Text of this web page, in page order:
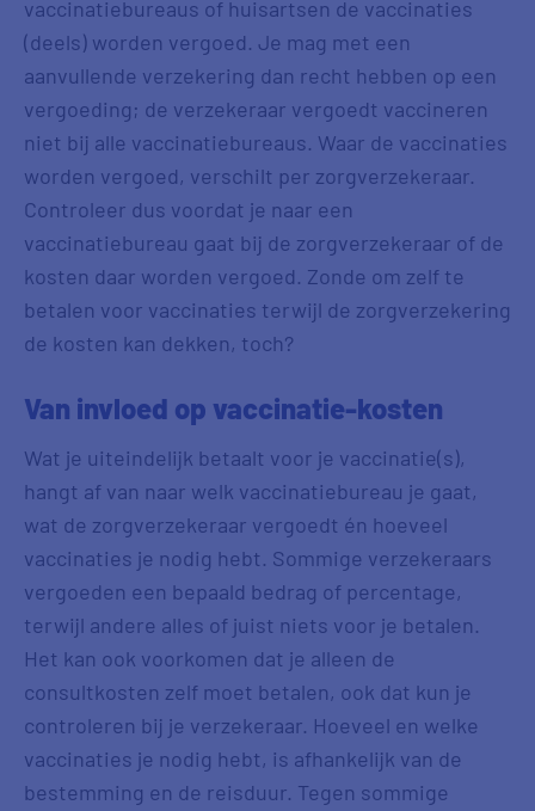
vaccinatiebureaus of huisartsen de vaccinaties
(deels) worden vergoed. Je mag met een
aanvullende verzekering dan recht hebben op een
vergoeding; de verzekeraar vergoedt vaccineren
niet bij alle vaccinatiebureaus. Waar de vaccinaties
worden vergoed, verschilt per zorgverzekeraar.
Controleer dus voordat je naar een
vaccinatiebureau gaat bij de zorgverzekeraar of de
kosten daar worden vergoed. Zonde om zelf te
betalen voor vaccinaties terwijl de zorgverzekering
de kosten kan dekken, toch?
Van invloed op vaccinatie-kosten
Wat je uiteindelijk betaalt voor je vaccinatie(s),
hangt af van naar welk vaccinatiebureau je gaat,
wat de zorgverzekeraar vergoedt én hoeveel
vaccinaties je nodig hebt. Sommige verzekeraars
vergoeden een bepaald bedrag of percentage,
terwijl andere alles of juist niets voor je betalen.
Het kan ook voorkomen dat je alleen de
consultkosten zelf moet betalen, ook dat kun je
controleren bij je verzekeraar. Hoeveel en welke
vaccinaties je nodig hebt, is afhankelijk van de
bestemming en de reisduur. Tegen sommige